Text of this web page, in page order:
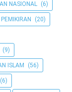
NASIONAL (6)
PEMIKIRAN (20)
(9)
ISLAM (56)
(6)